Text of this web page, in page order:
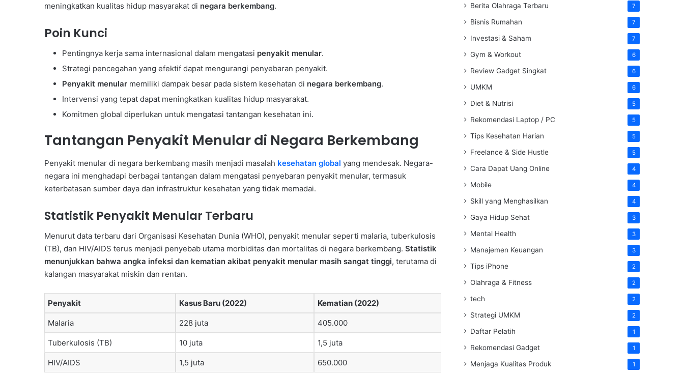
meningkatkan kualitas hidup masyarakat di negara berkembang.
Poin Kunci
Pentingnya kerja sama internasional dalam mengatasi penyakit menular.
Strategi pencegahan yang efektif dapat mengurangi penyebaran penyakit.
Penyakit menular memiliki dampak besar pada sistem kesehatan di negara berkembang.
Intervensi yang tepat dapat meningkatkan kualitas hidup masyarakat.
Komitmen global diperlukan untuk mengatasi tantangan kesehatan ini.
Tantangan Penyakit Menular di Negara Berkembang
Penyakit menular di negara berkembang masih menjadi masalah kesehatan global yang mendesak. Negara-
negara ini menghadapi berbagai tantangan dalam mengatasi penyebaran penyakit menular, termasuk
keterbatasan sumber daya dan infrastruktur kesehatan yang tidak memadai.
Statistik Penyakit Menular Terbaru
Menurut data terbaru dari Organisasi Kesehatan Dunia (WHO), penyakit menular seperti malaria, tuberkulosis
(TB), dan HIV/AIDS terus menjadi penyebab utama morbiditas dan mortalitas di negara berkembang. Statistik
menunjukkan bahwa angka infeksi dan kematian akibat penyakit menular masih sangat tinggi, terutama di
kalangan masyarakat miskin dan rentan.
Penyakit Kasus Baru (2022) Kematian (2022)
Malaria 228 juta 405.000
Tuberkulosis (TB) 10 juta 1,5 juta
HIV/AIDS 1,5 juta 650.000
Berita Olahraga Terbaru 7
Bisnis Rumahan 7
Investasi & Saham 7
Gym & Workout 6
Review Gadget Singkat 6
UMKM 6
Diet & Nutrisi 5
Rekomendasi Laptop / PC 5
Tips Kesehatan Harian 5
Freelance & Side Hustle 5
Cara Dapat Uang Online 4
Mobile 4
Skill yang Menghasilkan 4
Gaya Hidup Sehat 3
Mental Health 3
Manajemen Keuangan 3
Tips iPhone 2
Olahraga & Fitness 2
tech 2
Strategi UMKM 2
Daftar Pelatih 1
Rekomendasi Gadget 1
Menjaga Kualitas Produk 1